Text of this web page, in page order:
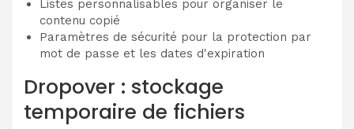
Listes personnalisables pour organiser le
contenu copié
Paramètres de sécurité pour la protection par
mot de passe et les dates d'expiration
Dropover : stockage
temporaire de fichiers